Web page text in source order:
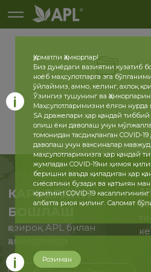
КАРЬЕРАНИ
БОШЛАШ
ҳозироқ APL билан
ҳамкорликда
Ҳурматли Ҳамкорлар!
Биз дунёдаги вазиятни кузатиб
ноёб маҳсулотларга эга
ўйлаймиз, аммо, келинг, ахлоқ
Ўзингиз тушунинг ва
Маҳсулотларимизни ёлғон нурда
SA дражелари ҳар қандай
олиш ёки даволаш учун
томонидан тасдиқланган COVID-
даволаш учун ваксиналар
маҳсулотларимизга ҳар қандай
жумладан COVID-19ни ҳимоя
беришни ваъда қиладиган ҳар
сиёсатини бузади ва қатъиян
юритинг! COVID-19
албатта риоя қилинг. Саломат
Розиман